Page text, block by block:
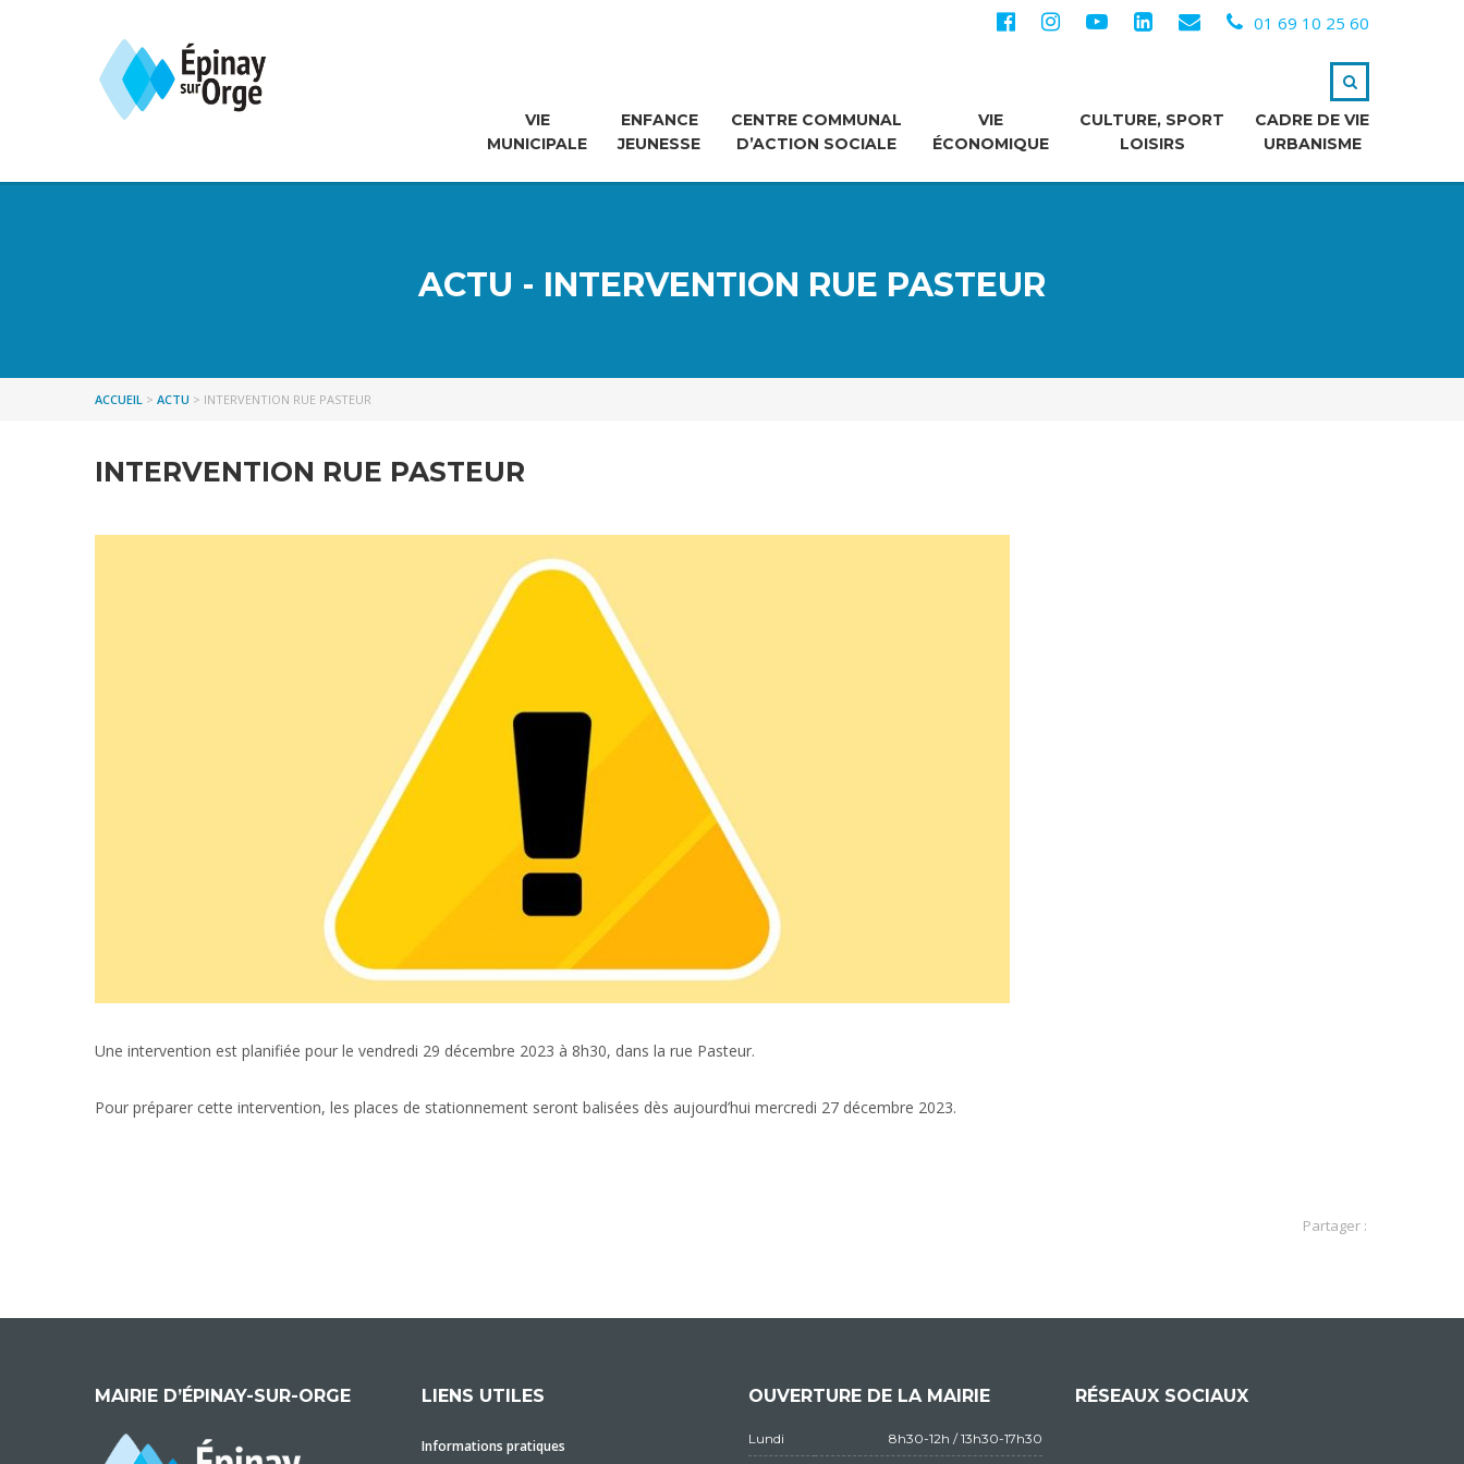
01 69 10 25 60
VIE
MUNICIPALE
ENFANCE
JEUNESSE
CENTRE COMMUNAL
D’ACTION SOCIALE
VIE
ÉCONOMIQUE
CULTURE, SPORT
LOISIRS
CADRE DE VIE
URBANISME
ACTU - INTERVENTION RUE PASTEUR
ACCUEIL > ACTU > INTERVENTION RUE PASTEUR
INTERVENTION RUE PASTEUR
Une intervention est planifiée pour le vendredi 29 décembre 2023 à 8h30, dans la rue Pasteur.
Pour préparer cette intervention, les places de stationnement seront balisées dès aujourd’hui mercredi 27 décembre 2023.
Partager :
MAIRIE D’ÉPINAY-SUR-ORGE LIENS UTILES
Informations pratiques
OUVERTURE DE LA MAIRIE
Lundi 8h30-12h / 13h30-17h30
RÉSEAUX SOCIAUX